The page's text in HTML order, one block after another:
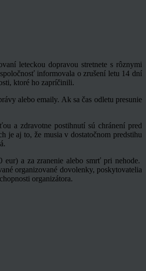
leteckou dopravou stretnete s rôznymi
informovala o zrušení letu 14 dní
ktoré ho zapríčinili.
alebo emaily. Ak sa čas odletu presunie
a zdravotne postihnutí sú chránení pred
je aj to, že musia v dostatočnom predstihu
a za zranenie alebo smrť pri nehode.
organizované dovolenky, poskytovatelia
organizátora.